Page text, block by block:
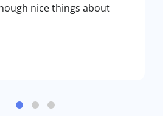
nice things about